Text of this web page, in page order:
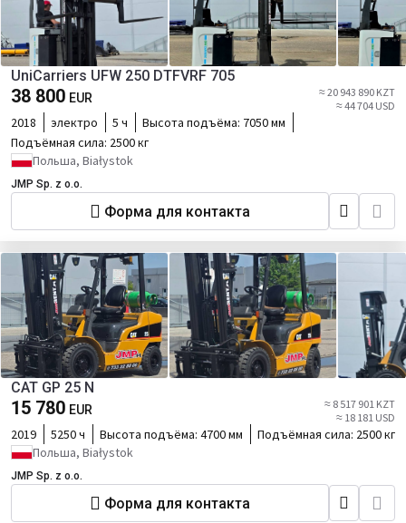
UniCarriers UFW 250 DTFVRF 705
38 800 EUR
≈ 20 943 890 KZT
≈ 44 704 USD
2018 электро 5 ч Высота подъёма: 7050 мм
Подъёмная сила: 2500 кг
Польша, Białystok
JMP Sp. z o.o.
Форма для контакта
CAT GP 25 N
15 780 EUR
≈ 8 517 901 KZT
≈ 18 181 USD
2019 5250 ч Высота подъёма: 4700 мм Подъёмная сила: 2500 кг
Польша, Białystok
JMP Sp. z o.o.
Форма для контакта